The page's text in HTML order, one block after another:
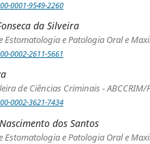
0001-9549-2260
da Silveira
e Patologia Oral e
0002-2611-5661
de Ciências Criminais -
0002-3621-7434
dos Santos
Estomatologia e Patologia Oral e